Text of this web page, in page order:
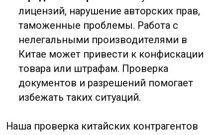
Regulation). Мы проверяем,
действительна ли регистрация
компании, не находится ли она в
процессе ликвидации. Проверка ИНН
(Unified Social Credit Code) и сведений о
директоре. Это позволяет убедиться,
что компания реально существует и
ведет деятельность легально.
открытых финансовых отчетов (если